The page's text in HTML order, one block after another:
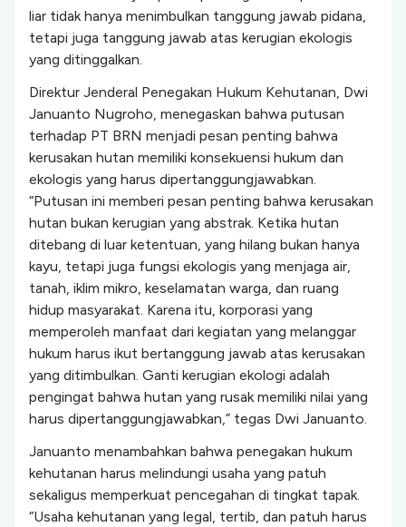
liar tidak hanya menimbulkan tanggung jawab pidana,
tetapi juga tanggung jawab atas kerugian ekologis
yang ditinggalkan.
Direktur Jenderal Penegakan Hukum Kehutanan, Dwi
Januanto Nugroho, menegaskan bahwa putusan
terhadap PT BRN menjadi pesan penting bahwa
kerusakan hutan memiliki konsekuensi hukum dan
ekologis yang harus dipertanggungjawabkan.
“Putusan ini memberi pesan penting bahwa kerusakan
hutan bukan kerugian yang abstrak. Ketika hutan
ditebang di luar ketentuan, yang hilang bukan hanya
kayu, tetapi juga fungsi ekologis yang menjaga air,
tanah, iklim mikro, keselamatan warga, dan ruang
hidup masyarakat. Karena itu, korporasi yang
memperoleh manfaat dari kegiatan yang melanggar
hukum harus ikut bertanggung jawab atas kerusakan
yang ditimbulkan. Ganti kerugian ekologi adalah
pengingat bahwa hutan yang rusak memiliki nilai yang
harus dipertanggungjawabkan,” tegas Dwi Januanto.
Januanto menambahkan bahwa penegakan hukum
kehutanan harus melindungi usaha yang patuh
sekaligus memperkuat pencegahan di tingkat tapak.
“Usaha kehutanan yang legal, tertib, dan patuh harus